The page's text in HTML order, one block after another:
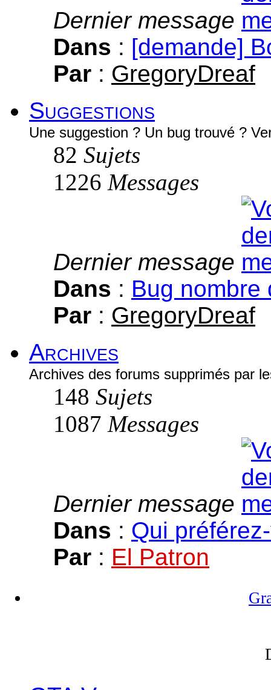
Dernier message
Dans : [demande]
Par : GregoryDreaf
Suggestions
Une suggestion ? Un bug trouvé ?
82 Sujets
1226 Messages
Dernier message
Dans : Bug nombre
Par : GregoryDreaf
Archives
Archives des forums supprimés par
148 Sujets
1087 Messages
Dernier message
Dans : Qui
Par : El Patron